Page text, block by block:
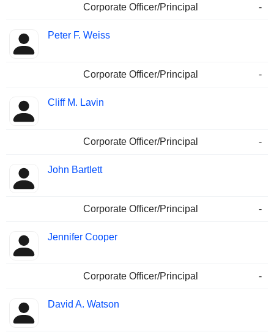
Corporate Officer/Principal -
Peter F. Weiss
Corporate Officer/Principal -
Cliff M. Lavin
Corporate Officer/Principal -
John Bartlett
Corporate Officer/Principal -
Jennifer Cooper
Corporate Officer/Principal -
David A. Watson